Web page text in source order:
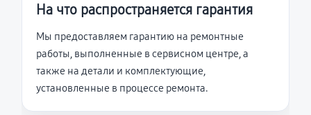
На что распространяется гарантия
Мы предоставляем гарантию на ремонтные
работы, выполненные в сервисном центре, а
также на детали и комплектующие,
установленные в процессе ремонта.